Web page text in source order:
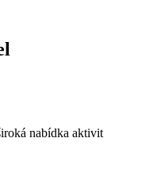
nabídka aktivit